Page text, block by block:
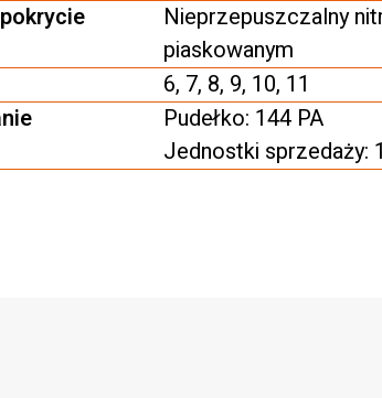
Nieprzepuszczalny
piaskowanym
6, 7, 8, 9, 10, 11
Pudełko: 144 PA
Jednostki sprzedaży: